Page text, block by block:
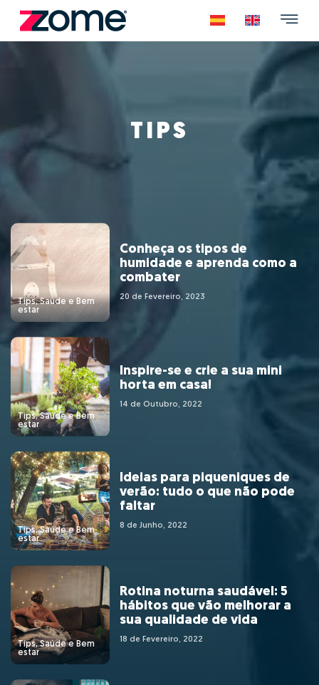
TIPS
Tips, Saúde e Bem
estar
Conheça os tipos de
humidade e aprenda como a
combater
20 de Fevereiro, 2023
Tips, Saúde e Bem
estar
Inspire-se e crie a sua mini
horta em casa!
14 de Outubro, 2022
Tips, Saúde e Bem
estar
Ideias para piqueniques de
verão: tudo o que não pode
faltar
8 de Junho, 2022
Tips, Saúde e Bem
estar
Rotina noturna saudável: 5
hábitos que vão melhorar a
sua qualidade de vida
18 de Fevereiro, 2022